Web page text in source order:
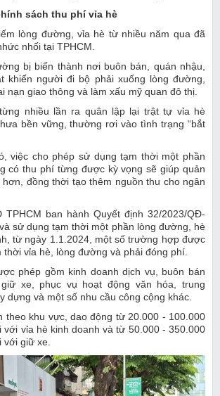
sách thu phí vỉa hè
lòng đường, vỉa hè từ nhiều năm qua đã
nhối tại TPHCM.
bị biến thành nơi buôn bán, quán nhậu,
khiến người đi bộ phải xuống lòng đường,
nạn giao thông và làm xấu mỹ quan đô thị.
nhiều lần ra quân lập lại trật tự vỉa hè
bền vững, thường rơi vào tình trạng “bắt
việc cho phép sử dụng tạm thời một phần
có thu phí từng được kỳ vọng sẽ giúp quản
đồng thời tạo thêm nguồn thu cho ngân
TPHCM ban hành Quyết định 32/2023/QĐ-
sử dụng tạm thời một phần lòng đường, hè
từ ngày 1.1.2024, một số trường hợp được
thời vỉa hè, lòng đường và phải đóng phí.
phép gồm kinh doanh dịch vụ, buôn bán
xe, phục vụ hoạt động văn hóa, trung
dựng và một số nhu cầu công cộng khác.
theo khu vực, dao động từ 20.000 - 100.000
với vỉa hè kinh doanh và từ 50.000 - 350.000
với giữ xe.